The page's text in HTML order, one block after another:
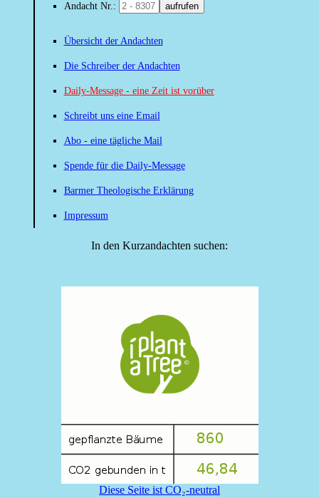
Andacht Nr.: aufrufen
Übersicht der Andachten
Die Schreiber der Andachten
Daily-Message - eine Zeit ist vorüber
Schreibt uns eine Email
Abo - eine tägliche Mail
Spende für die Daily-Message
Barmer Theologische Erklärung
Impressum
In den Kurzandachten suchen:
Diese Seite ist CO₂-neutral